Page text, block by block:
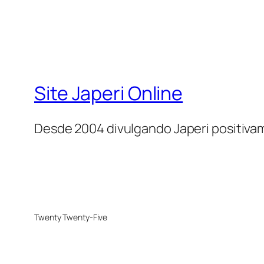
Site Japeri Online
Desde 2004 divulgando Japeri
Twenty Twenty-Five